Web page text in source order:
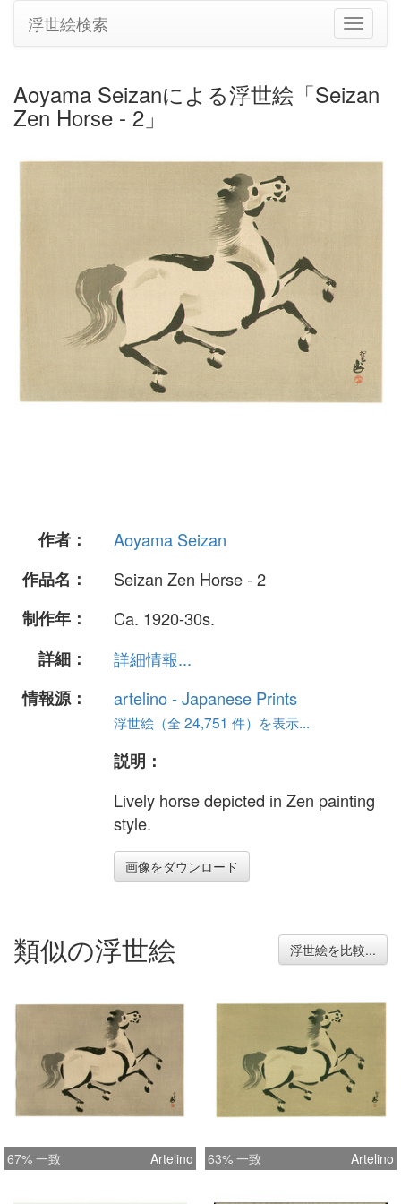
ナ
ビ
シ
浮世絵検索
Aoyama Seizanによる浮世絵「Seizan
Zen Horse - 2」
作者：
Aoyama Seizan
作品名：
Seizan Zen Horse - 2
制作年：
Ca. 1920-30s.
詳細：
詳細情報...
情報源：
artelino - Japanese Prints
浮世絵（全 24,751 件）を表示...
説明：
Lively horse depicted in Zen painting
style.
画像をダウンロード
類似の浮世絵 浮世絵を比較...
67% 一致 Artelino 63% 一致 Artelino